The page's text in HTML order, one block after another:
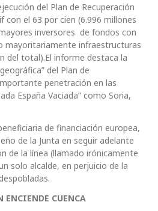
del Plan de Recuperación
con el 63 por cien (6.996 millones
inversores de fondos con
mayoritariamente infraestructuras
del total).El informe destaca la
del Plan de
penetración en las
España Vaciada” como Soria,
de financiación europea,
de la Junta en seguir adelante
de la línea (llamado irónicamente
solo alcalde, en perjuicio de la
CUENCA